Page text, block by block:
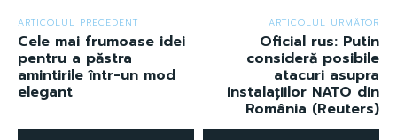
ARTICOLUL PRECEDENT
Cele mai frumoase idei
pentru a păstra
amintirile într-un mod
elegant
ARTICOLUL URMĂTOR
Oficial rus: Putin
consideră posibile
atacuri asupra
instalațiilor NATO din
România (Reuters)